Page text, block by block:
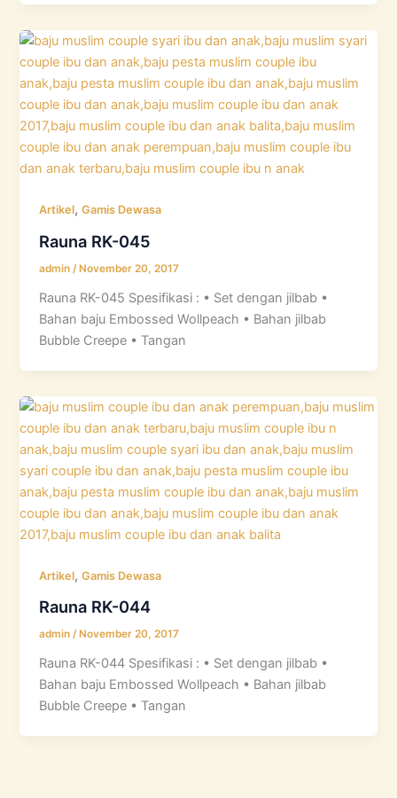
Artikel,Gamis Dewasa
Rauna RK-045
admin/November 20, 2017
Rauna RK-045 Spesifikasi : • Set dengan jilbab •
Bahan baju Embossed Wollpeach • Bahan jilbab
Bubble Creepe • Tangan
Artikel,Gamis Dewasa
Rauna RK-044
admin/ November 20, 2017
Rauna RK-044 Spesifikasi : • Set dengan jilbab •
Bahan baju Embossed Wollpeach • Bahan jilbab
Bubble Creepe • Tangan